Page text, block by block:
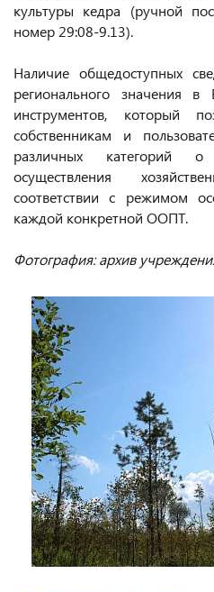
культуры кедра (ручной
номер 29:08-9.13).
Наличие общедоступных
регионального значения
инструментов, который
собственникам и
различных категорий о
осуществления
соответствии с режимом
каждой конкретной ООПТ.
Фотография: архив